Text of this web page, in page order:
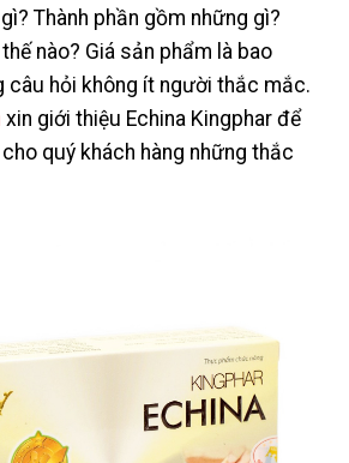
gì? Thành phần gồm những gì?
nào? Giá sản phẩm là bao
câu hỏi không ít người thắc mắc.
xin giới thiệu Echina Kingphar để
quý khách hàng những thắc